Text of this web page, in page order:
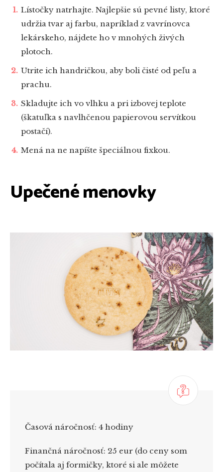
Lístočky natrhajte. Najlepšie sú pevné listy, ktoré
udržia tvar aj farbu, napríklad z vavrínovca
lekárskeho, nájdete ho v mnohých živých
plotoch.
Utrite ich handričkou, aby boli čisté od peľu a
prachu.
Skladujte ich vo vlhku a pri izbovej teplote
(škatuľka s navlhčenou papierovou servítkou
postačí).
Mená na ne napíšte špeciálnou fixkou.
Upečené menovky
Časová náročnosť: 4 hodiny
Finančná náročnosť: 25 eur (do ceny som
počítala aj formičky, ktoré si ale môžete